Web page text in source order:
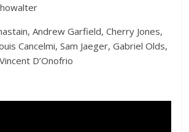
Andrew Garfield, Cherry Jones,
Cancelmi, Sam Jaeger, Gabriel Olds,
D’Onofrio